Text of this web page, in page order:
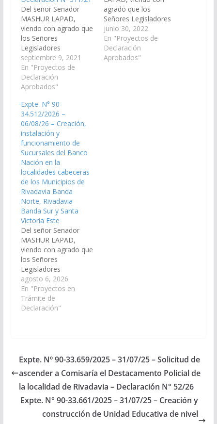
Del señor Senador
MASHUR LAPAD,
viendo con agrado que
los Señores
Legisladores
Nacionales por Salta y
el Poder Ejecutivo
Provincial, gestionen
ante el Poder Ejecutivo
del Banco de la Nación
Argentina, las medidas
que resulten
necesarias, a los fines
que se disponga la
creación, instalación y
funcionamiento…
septiembre 9, 2021
En "Proyectos de
Declaración
Aprobados"
agrado que los
Señores Legisladores
Nacionales por Salta y
el Poder Ejecutivo
Provincial, gestionen
ante el Poder Ejecutivo
junio 30, 2022
En "Proyectos de
Declaración
Aprobados"
Expte. N° 90-
34.512/2026 –
06/08/26 – Creación,
instalación y
funcionamiento de
Sucursales del Banco
Nación en la
localidades cabeceras
de los Municipios de
Rivadavia Banda
Norte, Rivadavia
Banda Sur y Santa
Victoria Este
Del señor Senador
MASHUR LAPAD,
viendo con agrado que
los Señores
Legisladores
Nacionales por Salta y
el Poder Ejecutivo
Provincial, gestionen
ante el Poder Ejecutivo
necesarias, a los fines
que se disponga la
creación, instalación y
funcionamiento…
agosto 6, 2026
En "Proyectos en
Trámite de
Declaración"
Expte. Nº 90-33.659/2025 – 31/07/25 – Solicitud de
ascender a Comisaría el Destacamento Policial de
la localidad de Rivadavia – Declaración N° 52/26
Expte. N° 90-33.661/2025 – 31/07/25 – Creación y
construcción de Unidad Educativa de nivel